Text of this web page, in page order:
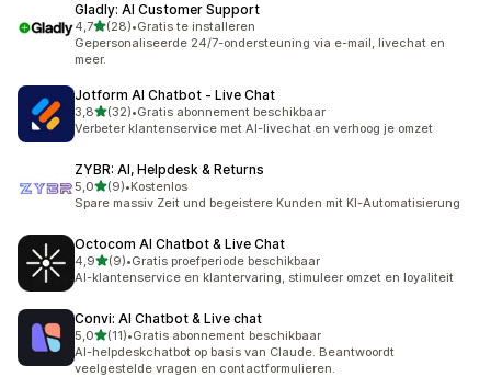
Gladly: AI Customer Support
4,7van 5 sterren
(28)
28 recensies in totaal
•Gratis te installeren
Gepersonaliseerde 24/7-ondersteuning via e-mail, livechat en
meer.
Jotform AI Chatbot ‑ Live Chat
3,8van 5 sterren
(32)
32 recensies in totaal
•Gratis abonnement beschikbaar
Verbeter klantenservice met AI-livechat en verhoog je omzet
ZYBR: AI, Helpdesk & Returns
5,0van 5 sterren
(9)
9 recensies in totaal
•Kostenlos
Spare massiv Zeit und begeistere Kunden mit KI-Automatisierung
Octocom AI Chatbot & Live Chat
4,9van 5 sterren
(9)
9 recensies in totaal
•Gratis proefperiode beschikbaar
AI-klantenservice en klantervaring, stimuleer omzet en loyaliteit
Convi: AI Chatbot & Live chat
5,0van 5 sterren
(11)
11 recensies in totaal
•Gratis abonnement beschikbaar
AI-helpdeskchatbot op basis van Claude. Beantwoordt
veelgestelde vragen en contactformulieren.